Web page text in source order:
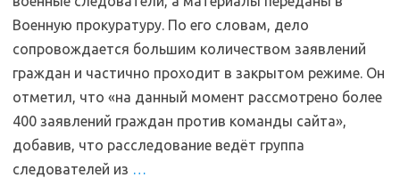
Военную прокуратуру. По его словам, дело
сопровождается большим количеством заявлений
граждан и частично проходит в закрытом режиме. Он
отметил, что «на данный момент рассмотрено более
400 заявлений граждан против команды сайта»,
добавив, что расследование ведёт группа
следователей из …